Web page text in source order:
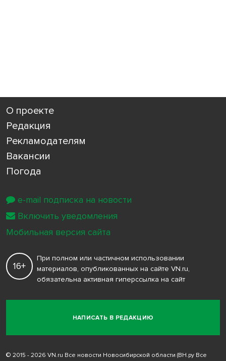
О проекте
Редакция
Рекламодателям
Вакансии
Погода
НАПИСАТЬ В РЕДАКЦИЮ
16+
При полном или частичном использовании
материалов, опубликованных на сайте VN.ru,
обязательна активная гиперссылка на сайт
© 2015 - 2026 VN.ru Все новости Новосибирской области (ВН.ру Все
e-mail подписка на новости
Включить уведомления
Мобильная версия сайта